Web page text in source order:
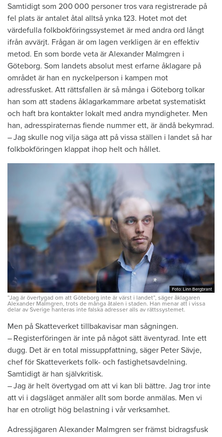
Samtidigt som 200 000 personer tros vara registrerade på
fel plats är antalet åtal alltså ynka 123. Hotet mot det
värdefulla folkbokföringssystemet är med andra ord långt
ifrån avvärjt. ­Frågan är om lagen ­verkligen är en effektiv
metod. En som borde veta är ­Alexander Malmgren i
Göteborg. Som landets absolut mest erfarne åklagare på
området är han en nyckelperson i kampen mot
adressfusket. Att rättsfallen är så många i Göteborg tolkar
han som att stadens åklagarkammare arbetat systematiskt
och haft bra kontakter lokalt med andra myndigheter. Men
han, adresspiraternas fiende nummer ett, är ändå bekymrad.
– Jag skulle nog vilja säga att på vissa ställen i landet så har
folkbokföringen klappat ihop helt och hållet.
Foto: Linn Bergbrant
Foto: Linn Bergbrant
”Jag är övertygad om att Göteborg inte är värst i landet”, säger åklagaren
Alexander Malmgren, trots de många åtalen i staden. Han menar att i vissa
delar av Sverige hanteras inte falska adresser alls av rättssystemet.
Men på Skatteverket tillbakavisar man sågningen.
– Registerföringen är inte på något sätt äventyrad. Inte ett
dugg. Det är en total missuppfattning, säger Peter Sävje,
chef för Skatteverkets folk- och fastighetsavdelning.
Samtidigt är han självkritisk.
– Jag är helt övertygad om att vi kan bli bättre. Jag tror inte
att vi i dagsläget anmäler allt som borde anmälas. Men vi
har en otroligt hög belastning i vår verksamhet.
Adressjägaren Alexander Malmgren ser främst bidragsfusk